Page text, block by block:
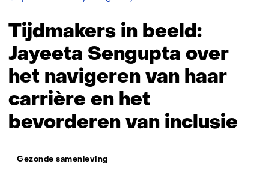
beeld:
Jayeeta
Sengupta
Tijdmakers in beeld:
Jayeeta Sengupta over
het navigeren van haar
carrière en het
bevorderen van inclusie
Thema:
Gezonde samenleving